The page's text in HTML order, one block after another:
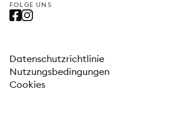
FOLGE UNS
Datenschutzrichtlinie
Nutzungsbedingungen
Cookies